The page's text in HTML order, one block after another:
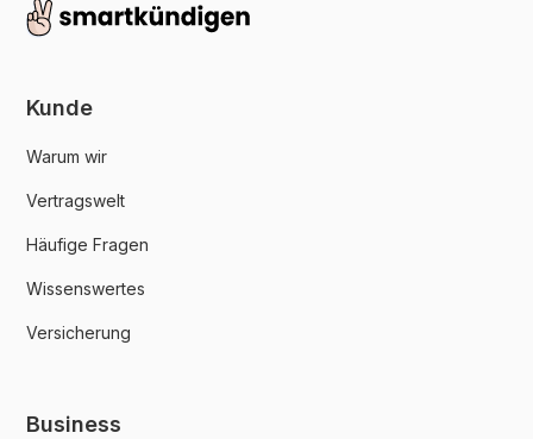
Kunde
Warum wir
Vertragswelt
Häufige Fragen
Wissenswertes
Versicherung
Business